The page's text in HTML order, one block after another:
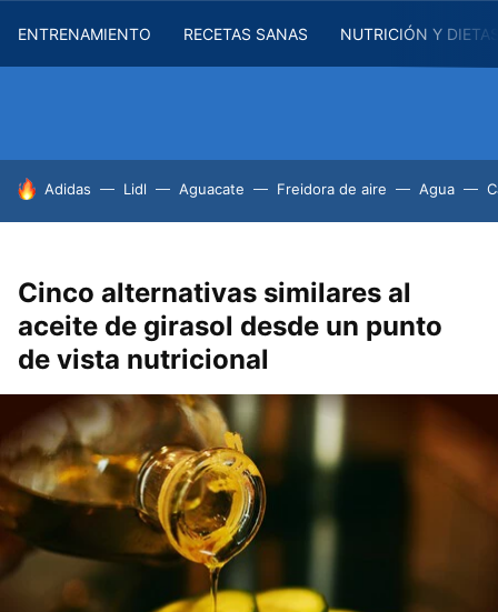
ENTRENAMIENTO RECETAS SANAS NUTRICIÓN Y
HOY SE HABLA DE
Adidas Lidl Aguacate Freidora de aire Agua
Cinco alternativas similares al
aceite de girasol desde un punto
de vista nutricional